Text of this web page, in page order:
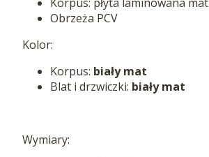
Obrzeża PCV
Kolor:
Korpus: biały mat
Blat i drzwiczki: biały mat
Wymiary: